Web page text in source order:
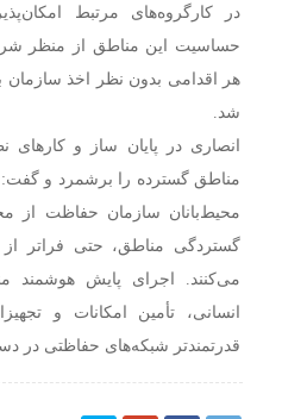
در کارگروه‌های مرتبط
حساسیت این مناطق از منظر
هر اقدامی بدون نظر اخذ سازمان
شد.
انصاری در پایان ساز و
مناطق گسترده را برشمرد و
محیط‌بانان سازمان حفاظت از
گستردگی مناطق، حتی فراتر
می‌کنند. اجرای پایش هوشمند
انسانی، تأمین امکانات و
قدرتمندتر شبکه‌های حفاظتی در